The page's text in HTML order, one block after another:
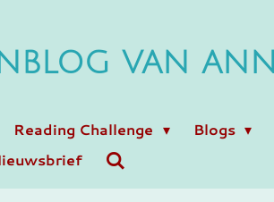
VAN ANN
Reading Challenge Blogs